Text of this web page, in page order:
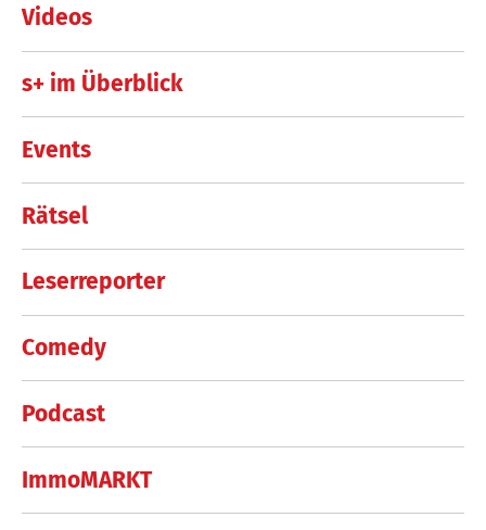
Videos
s+ im Überblick
Events
Rätsel
Leserreporter
Comedy
Podcast
ImmoMARKT